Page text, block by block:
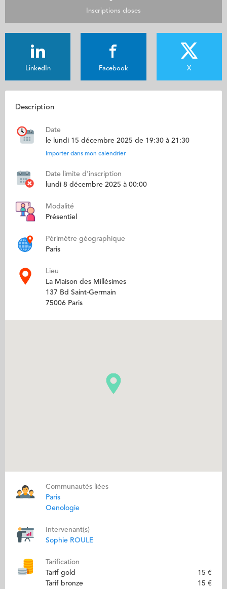
Inscriptions closes
LinkedIn Facebook X
Description
Date
le lundi 15 décembre 2025 de 19:30 à 21:30
Importer dans mon calendrier
Date limite d'inscription
lundi 8 décembre 2025 à 00:00
Modalité
Présentiel
Périmètre géographique
Paris
Lieu
La Maison des Millésimes
137 Bd Saint-Germain
75006 Paris
Communautés liées
Paris
Oenologie
Intervenant(s)
Sophie ROULE
Tarification
Tarif gold
15 €
Tarif bronze
15 €